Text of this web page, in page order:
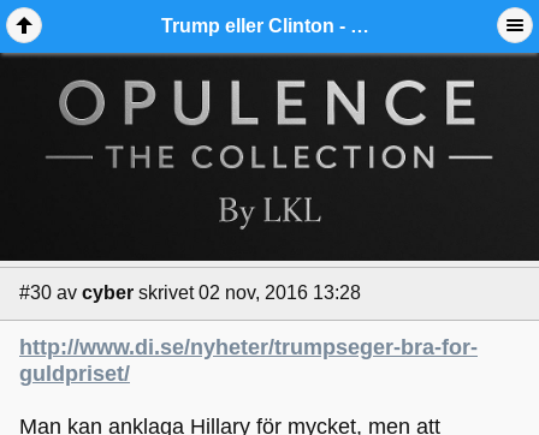
Trump eller Clinton - Hur påverkar det världsekonomin? - Ädelmetallforum
#30 av cyber skrivet 02 nov, 2016 13:28
http://www.di.se/nyheter/trumpseger-bra-for-
guldpriset/
Man kan anklaga Hillary för mycket, men att
Embedding by Aeva Media, ©